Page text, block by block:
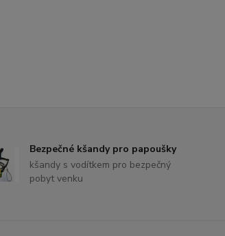
Bezpečné kšandy pro papoušky
kšandy s vodítkem pro bezpečný
pobyt venku